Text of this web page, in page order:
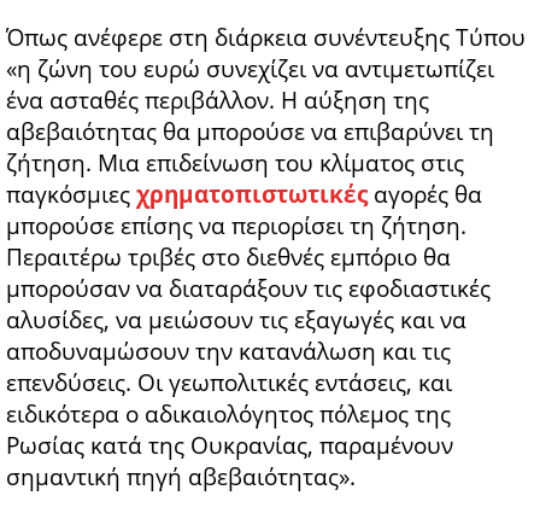
Όπως ανέφερε στη διάρκεια συνέντευξης Τύπου
«η ζώνη του ευρώ συνεχίζει να αντιμετωπίζει
ένα ασταθές περιβάλλον. Η αύξηση της
αβεβαιότητας θα μπορούσε να επιβαρύνει τη
ζήτηση. Μια επιδείνωση του κλίματος στις
παγκόσμιεςχρηματοπιστωτικέςαγορές θα
μπορούσε επίσης να περιορίσει τη ζήτηση.
Περαιτέρω τριβές στο διεθνές εμπόριο θα
μπορούσαν να διαταράξουν τις εφοδιαστικές
αλυσίδες, να μειώσουν τις εξαγωγές και να
αποδυναμώσουν την κατανάλωση και τις
επενδύσεις. Οι γεωπολιτικές εντάσεις, και
ειδικότερα ο αδικαιολόγητος πόλεμος της
Ρωσίας κατά της Ουκρανίας, παραμένουν
σημαντική πηγή αβεβαιότητας».